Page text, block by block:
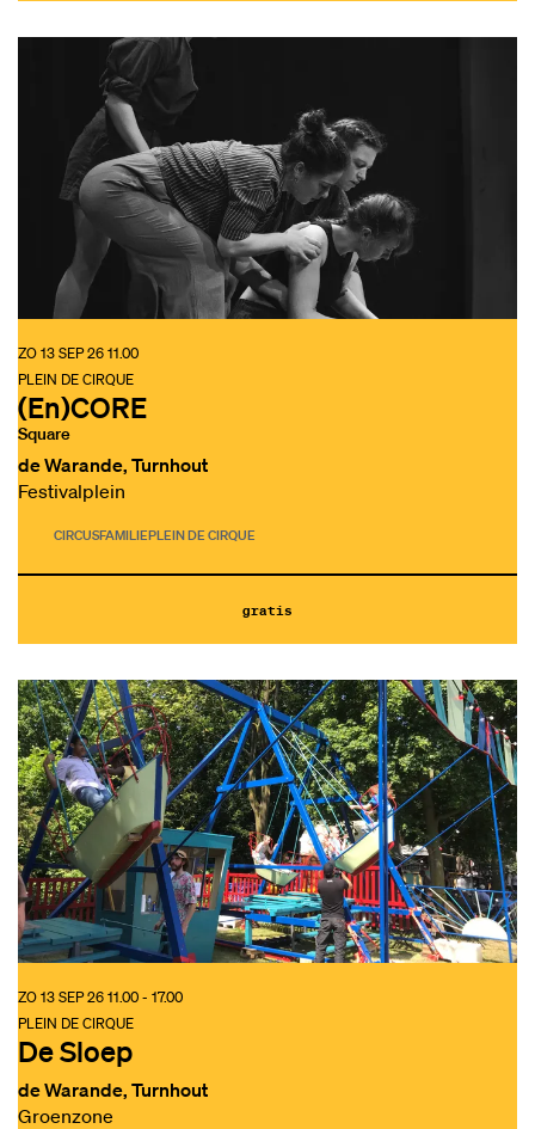
(En)CORE
Square
PLEIN DE CIRQUE
ZO 13 SEP 2611.00
de Warande, Turnhout
Festivalplein
CIRCUSFAMILIEPLEIN DE CIRQUE
gratis
De Sloep
PLEIN DE CIRQUE
ZO 13 SEP 2611.00 - 17.00
de Warande, Turnhout
Groenzone